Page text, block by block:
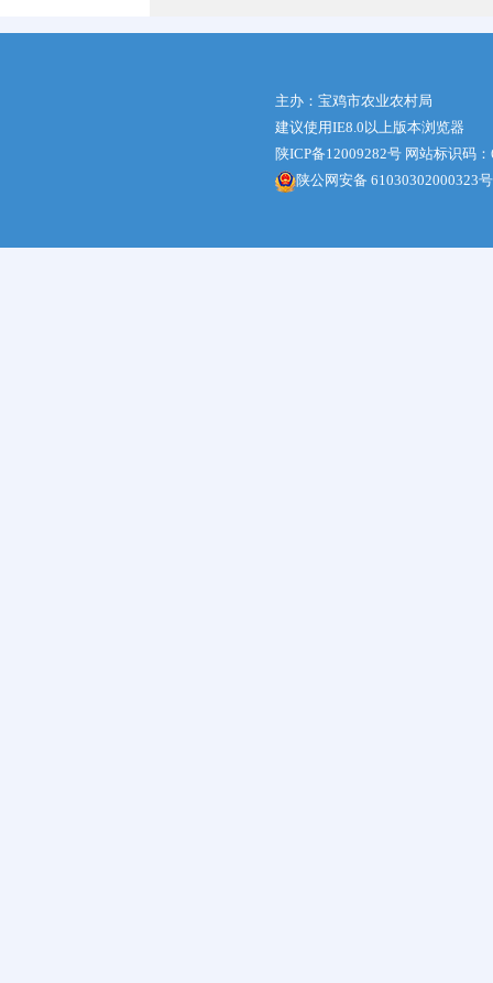
主办：宝鸡市农业农村局
建议使用IE8.0以上版本浏览器
陕ICP备12009282号 网站标识码
陕公网安备 61030302000323号